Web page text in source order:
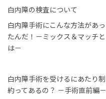
白内障の検査について
白内障手術にこんな方法があっ
たんだ！－ミックス＆マッチと
は－
白内障手術を受けるにあたり制
約ってあるの？ －手術直前編－